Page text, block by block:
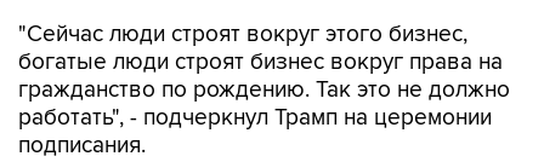
"Сейчас люди строят вокруг этого бизнес,
богатые люди строят бизнес вокруг права на
гражданство по рождению. Так это не должно
работать", - подчеркнул Трамп на церемонии
подписания.